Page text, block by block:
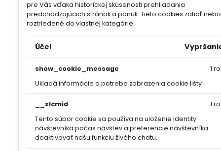
pre Vás vďaka historickej skúsenosti prehliadania
predchádzajúcich stránok a ponúk. Tieto cookies zatiaľ
roztriedené do vlastnej kategórie.
Účel
show_cookie_message
Ukladá informácie o potrebe zobrazenia cookie lišty
1
__zlcmid
Tento súbor cookie sa používa na uloženie identity
návštevníka počas návštev a preferencie návštevníka
deaktivovať našu funkciu živého chatu.
1